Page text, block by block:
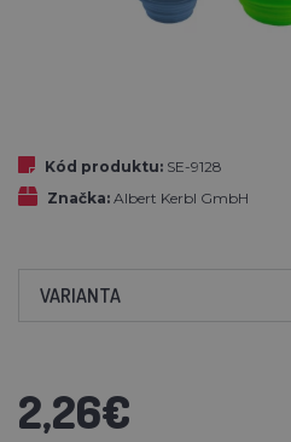
Kód produktu: SE-9128
Značka: Albert Kerbl GmbH
VARIANTA
2,26€